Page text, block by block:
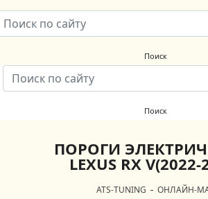
ПОРОГИ
LEXUS RX V(2022-
ATS-TUNING
ОНЛАЙН-